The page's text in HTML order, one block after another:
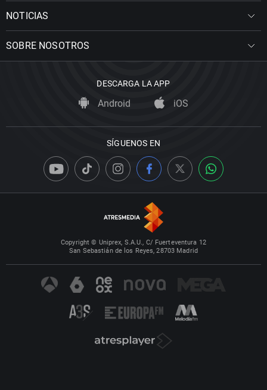
NOTICIAS
SOBRE NOSOTROS
DESCARGA LA APP
Android iOS
SÍGUENOS EN
Copyright © Uniprex, S.A.U., C/ Fuerteventura 12
San Sebastián de los Reyes, 28703 Madrid